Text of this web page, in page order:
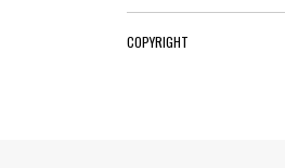
COPYRIGHT